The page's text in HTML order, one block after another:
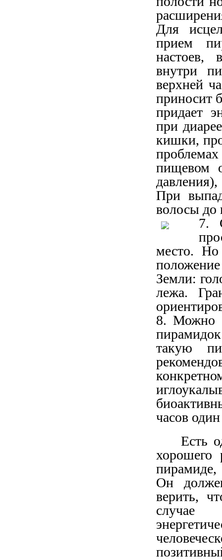
Для
прием
настоев,
внутри
верхней
приносит
придает
при
кишки,
пищевом
При
волосы до
7.
место.
Земли:
лежа.
8. Можно
такую
часов
Есть
хорошего
Он
верить,
случае